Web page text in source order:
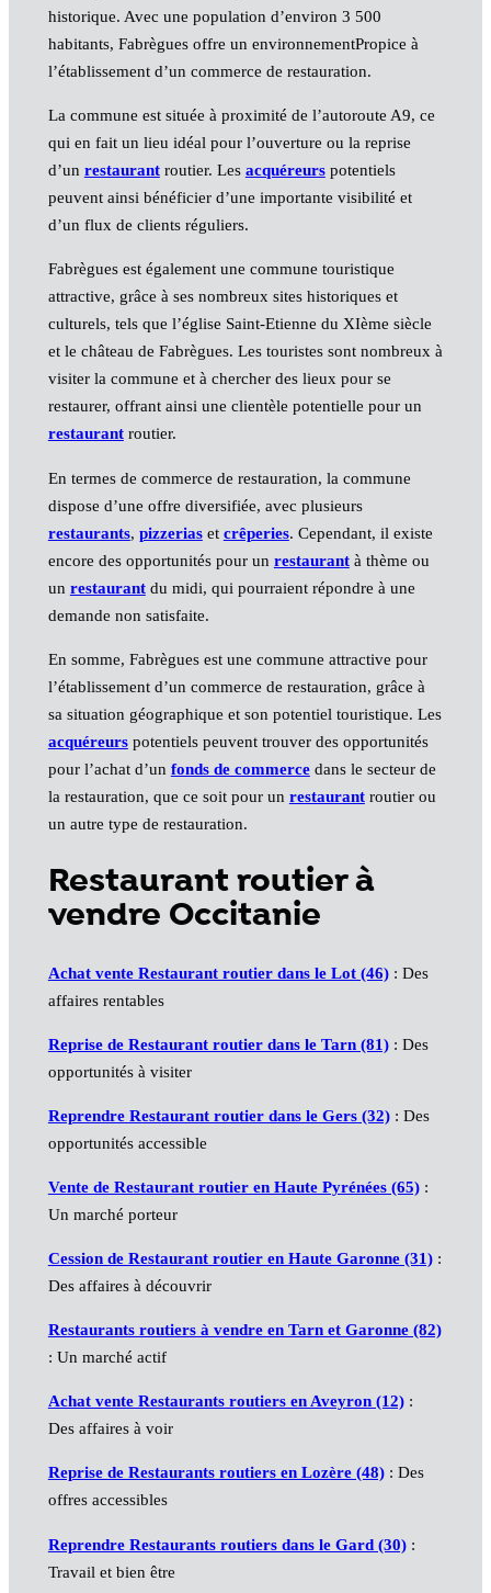
historique. Avec une population d’environ 3 500
habitants, Fabrègues offre un environnementPropice à
l’établissement d’un commerce de restauration.
La commune est située à proximité de l’autoroute A9, ce
qui en fait un lieu idéal pour l’ouverture ou la reprise
d’un restaurantroutier. Les acquéreurspotentiels
peuvent ainsi bénéficier d’une importante visibilité et
d’un flux de clients réguliers.
Fabrègues est également une commune touristique
attractive, grâce à ses nombreux sites historiques et
culturels, tels que l’église Saint-Etienne du XIème siècle
et le château de Fabrègues. Les touristes sont nombreux à
visiter la commune et à chercher des lieux pour se
restaurer, offrant ainsi une clientèle potentielle pour un
restaurantroutier.
En termes de commerce de restauration, la commune
dispose d’une offre diversifiée, avec plusieurs
restaurants, pizzeriaset crêperies. Cependant, il existe
encore des opportunités pour un restaurantà thème ou
un restaurantdu midi, qui pourraient répondre à une
demande non satisfaite.
En somme, Fabrègues est une commune attractive pour
l’établissement d’un commerce de restauration, grâce à
sa situation géographique et son potentiel touristique. Les
acquéreurspotentiels peuvent trouver des opportunités
pour l’achat d’un fonds de commercedans le secteur de
la restauration, que ce soit pour un restaurantroutier ou
un autre type de restauration.
Restaurant routier à
vendre Occitanie
Achat vente Restaurant routier dans le Lot (46): Des
affaires rentables
Reprise de Restaurant routier dans le Tarn (81): Des
opportunités à visiter
Reprendre Restaurant routier dans le Gers (32): Des
opportunités accessible
Vente de Restaurant routier en Haute Pyrénées (65):
Un marché porteur
Cession de Restaurant routier en Haute Garonne (31):
Des affaires à découvrir
Restaurants routiers à vendre en Tarn et Garonne (82)
: Un marché actif
Achat vente Restaurants routiers en Aveyron (12):
Des affaires à voir
Reprise de Restaurants routiers en Lozère (48): Des
offres accessibles
Reprendre Restaurants routiers dans le Gard (30):
Travail et bien être